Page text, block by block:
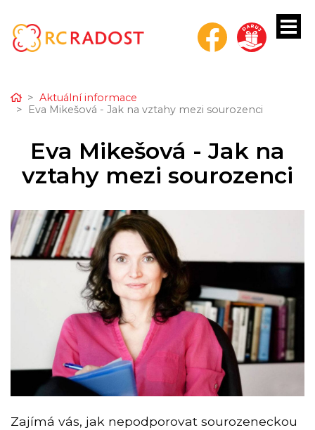
HomeAktuální informace
Eva Mikešová - Jak na vztahy mezi sourozenci
Eva Mikešová - Jak na
vztahy mezi sourozenci
Zajímá vás, jak nepodporovat sourozeneckou